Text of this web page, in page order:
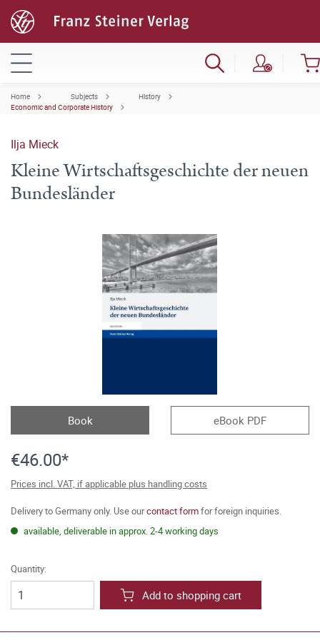
Home Subjects
History
Economic and Corporate History
Ilja Mieck
Kleine Wirtschaftsgeschichte der neuen
Bundesländer
Book eBook PDF
€46.00*
Prices incl. VAT, if applicable plus handling costs
Delivery to Germany only. Use ourcontact formfor foreign inquiries.
available, deliverable in approx. 2-4 working days
Quantity:
Add to shopping cart